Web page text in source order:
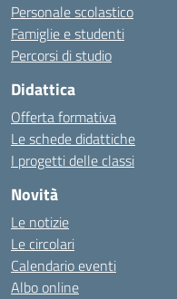
Personale scolastico
Famiglie e studenti
Percorsi di studio
Didattica
Offerta formativa
Le schede didattiche
I progetti delle classi
Novità
Le notizie
Le circolari
Calendario eventi
Albo online